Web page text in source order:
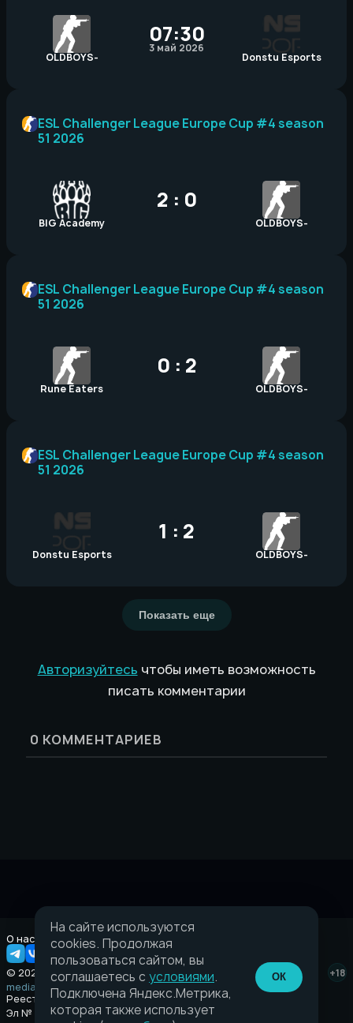
OLDBOYS-
07:30
3 май 2026
Donstu Esports
BIG Academy
2 : 0
OLDBOYS-
ESL Challenger League Europe Cup #4 season
51 2026
Rune Eaters
0 : 2
OLDBOYS-
ESL Challenger League Europe Cup #4 season
51 2026
Donstu Esports
1 : 2
OLDBOYS-
ESL Challenger League Europe Cup #4 season
51 2026
Показать еще
Авторизуйтесь чтобы иметь возможность
писать комментарии
0 КОММЕНТАРИЕВ
О нас Правовая информация
© 2026 Taverna.gg
+18
media@taverna.gg
Реестровая запись:
Эл № ФС77-89710 выдано Федеральной службой по надзору в
На сайте используются
cookies. Продолжая
пользоваться сайтом, вы
соглашаетесь с условиями.
Подключена Яндекс.Метрика,
которая также использует
ОК